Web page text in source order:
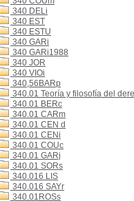
340 DELi
340 EST
340 ESTU
340 GARi
340 GARi1988
340 JOR
340 VIOi
340,56BARp
340.01 Teoría y filosofía del
340.01 BERc
340.01 CARm
340.01 CEN d
340.01 CENi
340.01 COUc
340.01 GARj
340.01 SORs
340.016 LIS
340.016 SAYr
340.01ROSs